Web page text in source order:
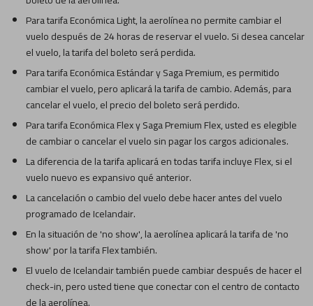
Para tarifa Económica Light, la aerolínea no permite cambiar el
vuelo después de 24 horas de reservar el vuelo. Si desea cancelar
el vuelo, la tarifa del boleto será perdida.
Para tarifa Económica Estándar y Saga Premium, es permitido
cambiar el vuelo, pero aplicará la tarifa de cambio. Además, para
cancelar el vuelo, el precio del boleto será perdido.
Para tarifa Económica Flex y Saga Premium Flex, usted es elegible
de cambiar o cancelar el vuelo sin pagar los cargos adicionales.
La diferencia de la tarifa aplicará en todas tarifa incluye Flex, si el
vuelo nuevo es expansivo qué anterior.
La cancelación o cambio del vuelo debe hacer antes del vuelo
programado de Icelandair.
En la situación de 'no show', la aerolínea aplicará la tarifa de 'no
show' por la tarifa Flex también.
El vuelo de Icelandair también puede cambiar después de hacer el
check-in, pero usted tiene que conectar con el centro de contacto